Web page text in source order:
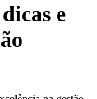
e